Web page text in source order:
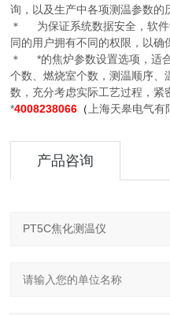
询，以及生产中各项测温参数的
＊ 为保证系统数据安全，软件
同的用户拥有不同的权限，以确
＊ *的焦炉参数设置选项，适
个数、燃烧室个数，测温顺序、
数，充分考虑实际工艺过程，紧
*4008238066 （ 上海天皋电气有
产品咨询